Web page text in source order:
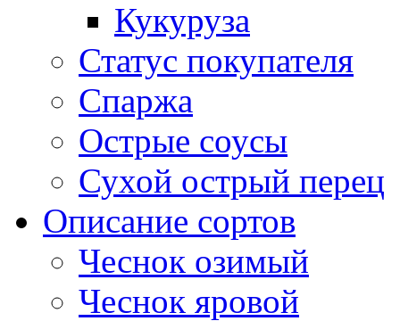
Кукуруза
Статус покупателя
Спаржа
Острые соусы
Сухой острый перец
Описание сортов
Чеснок озимый
Чеснок яровой